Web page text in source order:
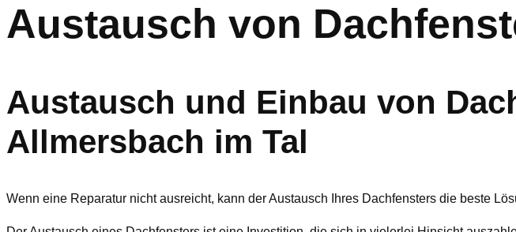
Austausch von
Austausch und Einbau von
Allmersbach im Tal
Wenn eine Reparatur nicht ausreicht, kann der Austausch Ihres Dachfensters die beste